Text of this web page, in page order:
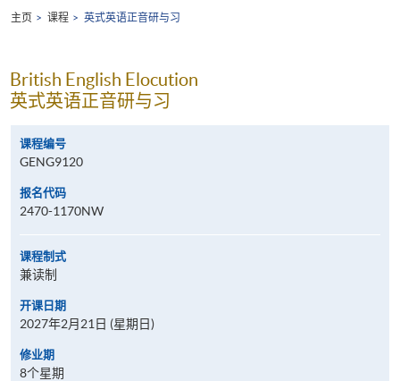
主页 课程 英式英语正音研与习
British English Elocution
英式英语正音研与习
课程编号
GENG9120
报名代码
2470-1170NW
课程制式
兼读制
开课日期
2027年2月21日 (星期日)
修业期
8个星期